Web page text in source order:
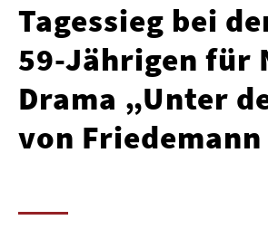
Tagessieg bei
59-Jährigen für
Drama „Unter
von